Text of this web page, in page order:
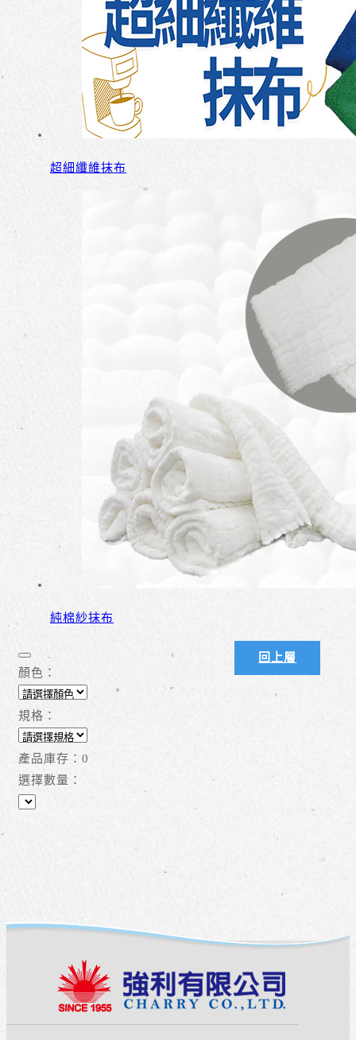
超細纖維抹布
純棉紗抹布
回上層
顏色：
規格：
產品庫存： 0
選擇數量：